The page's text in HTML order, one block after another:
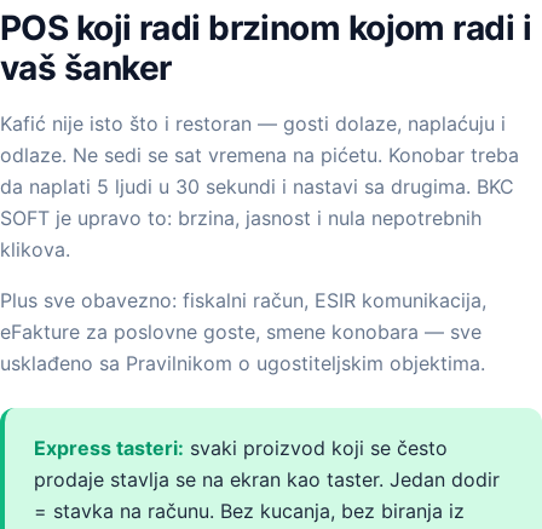
POS koji radi brzinom kojom radi i
vaš šanker
Kafić nije isto što i restoran — gosti dolaze, naplaćuju i
odlaze. Ne sedi se sat vremena na pićetu. Konobar treba
da naplati 5 ljudi u 30 sekundi i nastavi sa drugima. BKC
SOFT je upravo to: brzina, jasnost i nula nepotrebnih
klikova.
Plus sve obavezno: fiskalni račun, ESIR komunikacija,
eFakture za poslovne goste, smene konobara — sve
usklađeno sa Pravilnikom o ugostiteljskim objektima.
Express tasteri: svaki proizvod koji se često
prodaje stavlja se na ekran kao taster. Jedan dodir
= stavka na računu. Bez kucanja, bez biranja iz